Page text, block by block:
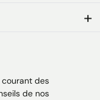
courant des
de nos